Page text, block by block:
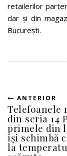
retailerilor
dar și din
București.
ANTERIOR
Telefoanele
din seria 14
primele din
își schimbă
la